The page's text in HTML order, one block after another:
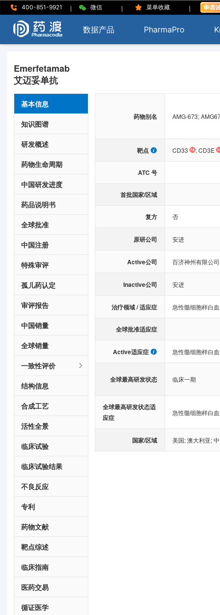
400-851-9921 | 微信 | 菜单收藏 |
数据产品 PharmaPro
Emerfetamab
艾迈妥单抗
基本信息
知识图谱
研发概述
药物生命周期
中国研发进度
药品说明书
全球批准
中国注册
特殊审评
孤儿药认定
审评报告
中国销量
全球销量
一致性评价
结构信息
合成工艺
活性全景
临床试验
临床试验结果
不良反应
专利
药物文献
靶点综述
临床指南
医药交易
循证医学
药物别名 AMG-673;
靶点 CD33 ;CD3E
ATC 号
首批国家/区域
复方 否
原研公司 安进
Active公司 百济神州有限公司
Inactive公司 安进
治疗领域 / 适应症 急性髓细胞样白
全球批准适应症
Active适应症 急性髓细胞样白
全球最高研发状态 临床一期
全球最高研发状态适
应症
急性髓细胞样白
国家/区域 美国;澳大利亚;